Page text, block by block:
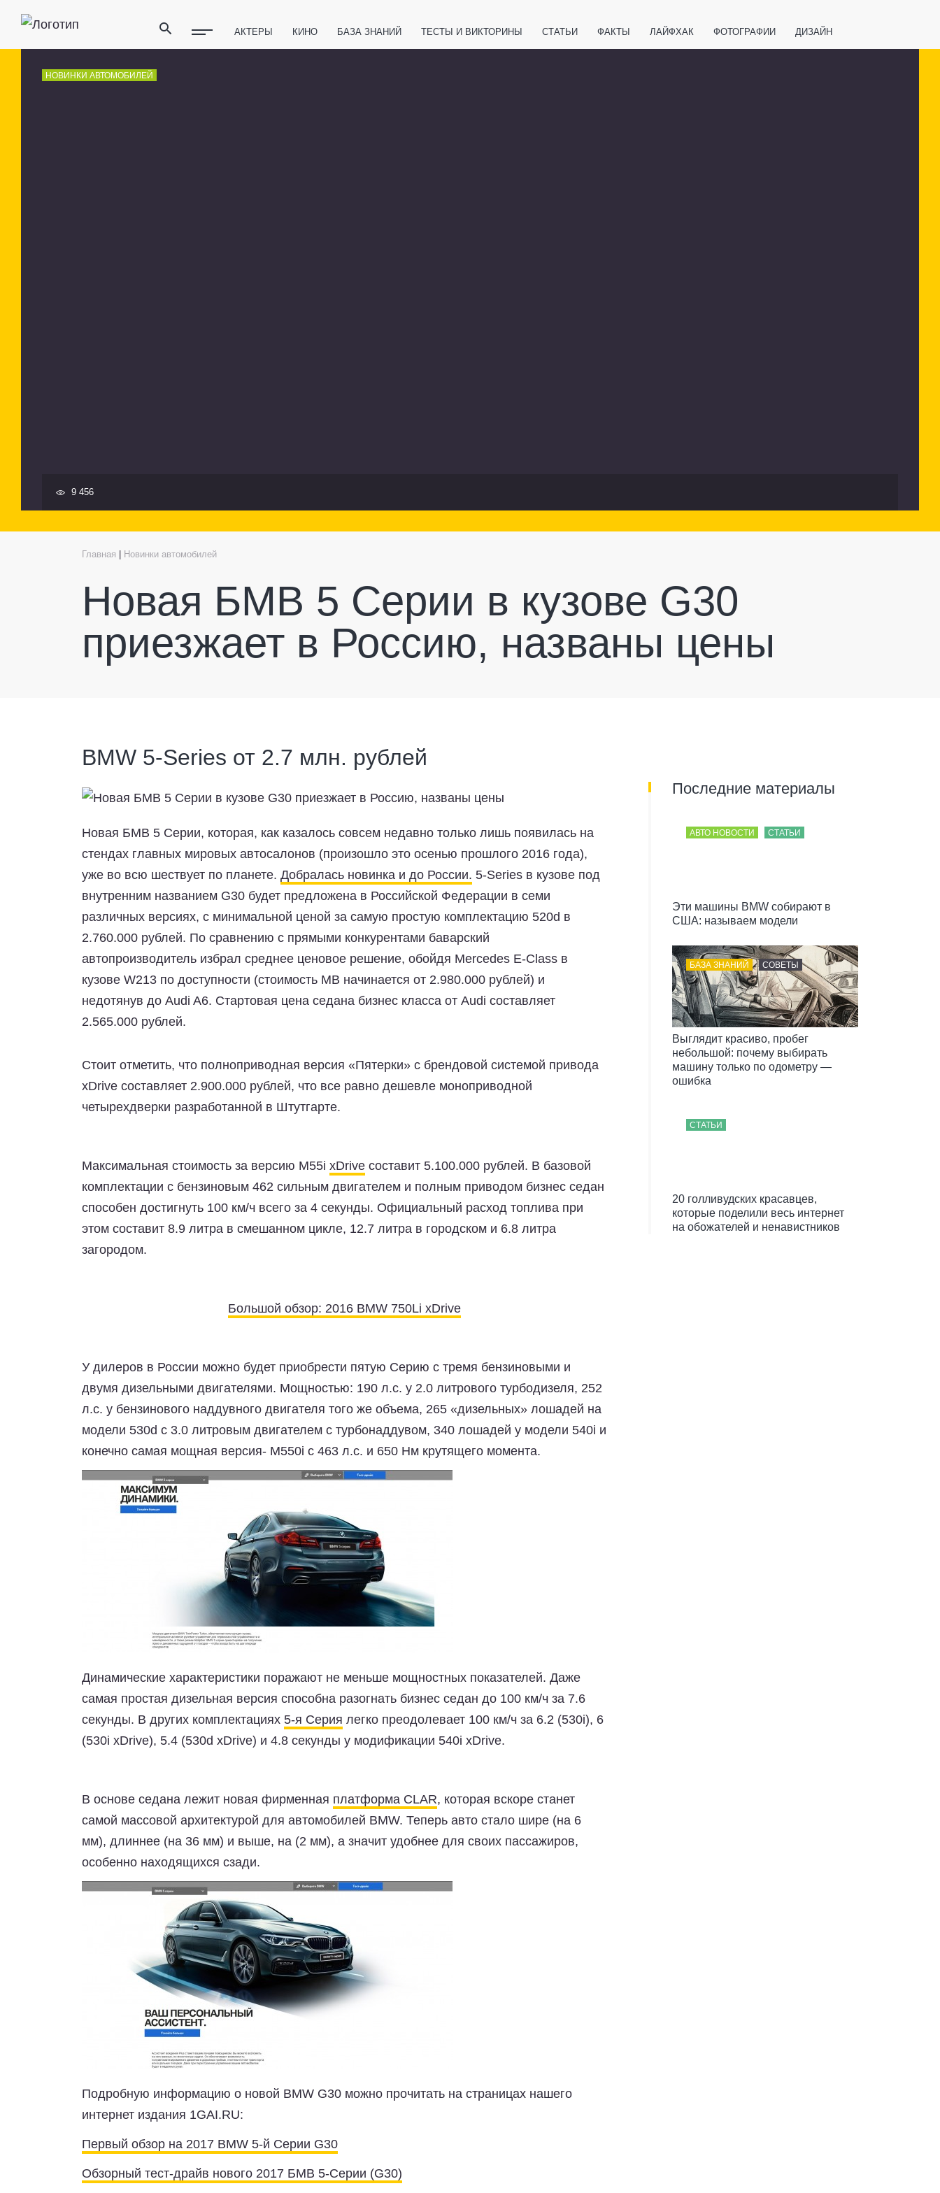
АКТЕРЫ КИНО БАЗА ЗНАНИЙ ТЕСТЫ И ВИКТОРИНЫ СТАТЬИ ФАКТЫ ЛАЙФХАК ФОТОГРАФИИ ДИЗАЙН
НОВИНКИ АВТОМОБИЛЕЙ
9 456
Главная Новинки автомобилей
Новая БМВ 5 Серии в кузове G30
приезжает в Россию, названы цены
BMW 5-Series от 2.7 млн. рублей
Новая БМВ 5 Серии, которая, как казалось совсем недавно только лишь появилась на
стендах главных мировых автосалонов (произошло это осенью прошлого 2016 года),
уже во всю шествует по планете. Добралась новинка и до России. 5-Series в кузове под
внутренним названием G30 будет предложена в Российской Федерации в семи
различных версиях, с минимальной ценой за самую простую комплектацию 520d в
2.760.000 рублей. По сравнению с прямыми конкурентами баварский
автопроизводитель избрал среднее ценовое решение, обойдя Mercedes E-Class в
кузове W213 по доступности (стоимость MB начинается от 2.980.000 рублей) и
недотянув до Audi A6. Стартовая цена седана бизнес класса от Audi составляет
2.565.000 рублей.
Стоит отметить, что полноприводная версия «Пятерки» с брендовой системой привода
xDrive составляет 2.900.000 рублей, что все равно дешевле моноприводной
четырехдверки разработанной в Штутгарте.
Максимальная стоимость за версию M55i xDrive составит 5.100.000 рублей. В базовой
комплектации с бензиновым 462 сильным двигателем и полным приводом бизнес седан
способен достигнуть 100 км/ч всего за 4 секунды. Официальный расход топлива при
этом составит 8.9 литра в смешанном цикле, 12.7 литра в городском и 6.8 литра
загородом.
Большой обзор: 2016 BMW 750Li xDrive
У дилеров в России можно будет приобрести пятую Серию с тремя бензиновыми и
двумя дизельными двигателями. Мощностью: 190 л.с. у 2.0 литрового турбодизеля, 252
л.с. у бензинового наддувного двигателя того же объема, 265 «дизельных» лошадей на
модели 530d с 3.0 литровым двигателем с турбонаддувом, 340 лошадей у модели 540i и
конечно самая мощная версия- M550i с 463 л.с. и 650 Нм крутящего момента.
Динамические характеристики поражают не меньше мощностных показателей. Даже
самая простая дизельная версия способна разогнать бизнес седан до 100 км/ч за 7.6
секунды. В других комплектациях 5-я Серия легко преодолевает 100 км/ч за 6.2 (530i), 6
(530i xDrive), 5.4 (530d xDrive) и 4.8 секунды у модификации 540i xDrive.
В основе седана лежит новая фирменная платформа CLAR, которая вскоре станет
самой массовой архитектурой для автомобилей BMW. Теперь авто стало шире (на 6
мм), длиннее (на 36 мм) и выше, на (2 мм), а значит удобнее для своих пассажиров,
особенно находящихся сзади.
Подробную информацию о новой BMW G30 можно прочитать на страницах нашего
интернет издания 1GAI.RU:
Первый обзор на 2017 BMW 5-й Серии G30
Обзорный тест-драйв нового 2017 БМВ 5-Серии (G30)
Последние материалы
АВТО НОВОСТИ СТАТЬИ
Эти машины BMW собирают в
США: называем модели
БАЗА ЗНАНИЙ СОВЕТЫ
Выглядит красиво, пробег
небольшой: почему выбирать
машину только по одометру —
ошибка
СТАТЬИ
20 голливудских красавцев,
которые поделили весь интернет
на обожателей и ненавистников